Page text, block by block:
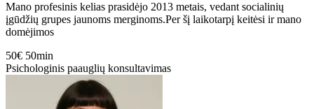
Mano profesinis kelias prasidėjo 2013 metais, vedant socialinių
įgūdžių grupes jaunoms merginoms.Per šį laikotarpį keitėsi ir mano
domėjimos
50€ 50min
Psichologinis paauglių konsultavimas